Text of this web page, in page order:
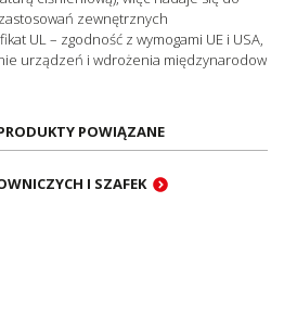
zewnętrznych
UL – zgodność z wymogami UE i USA,
urządzeń i wdrożenia międzynarodow
POWIĄZANE
I SZAFEK